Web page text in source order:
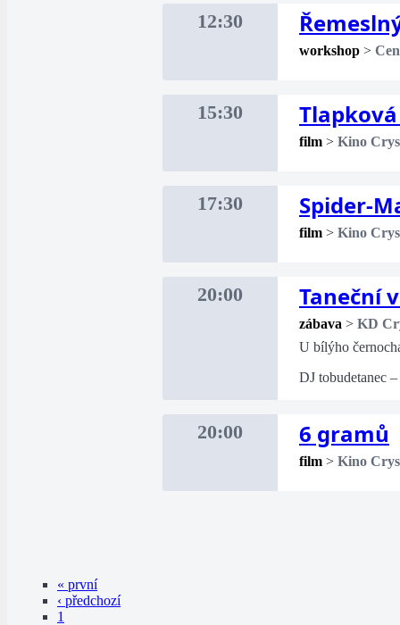
12:30
workshop >
15:30
film > Kino
17:30 Spider-
film > Kino
20:00 Taneční
zábava > KD
U bílýho
DJ tobudetanec
20:00 6 gramů
film > Kino
« první
‹ předchozí
1